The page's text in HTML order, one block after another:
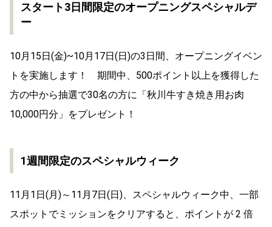
スタート3日間限定のオープニングスペシャルデ
ー
10月15日(金)~10月17日(日)の3日間、オープニングイベン
トを実施します！ 期間中、500ポイント以上を獲得した
方の中から抽選で30名の方に「秋川牛すき焼き用お肉
10,000円分」をプレゼント！
1週間限定のスペシャルウィーク
11月1日(月)～11月7日(日)、スペシャルウィーク中、一部
スポットでミッションをクリアすると、ポイントが 2 倍